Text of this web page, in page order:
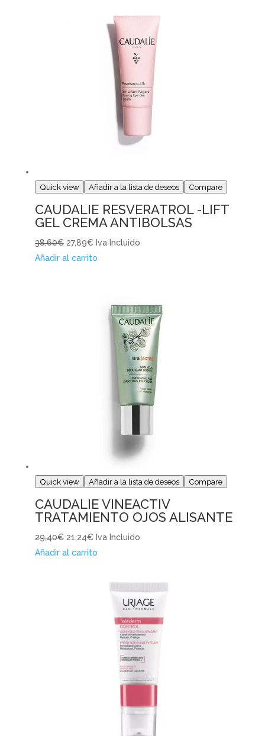
Quick view Añadir a la lista de deseos Compare
CAUDALIE RESVERATROL -LIFT
GEL CREMA ANTIBOLSAS
38,60€ 27,89€ Iva Incluido
Añadir al carrito
Quick view Añadir a la lista de deseos Compare
CAUDALIE VINEACTIV
TRATAMIENTO OJOS ALISANTE
29,40€ 21,24€ Iva Incluido
Añadir al carrito